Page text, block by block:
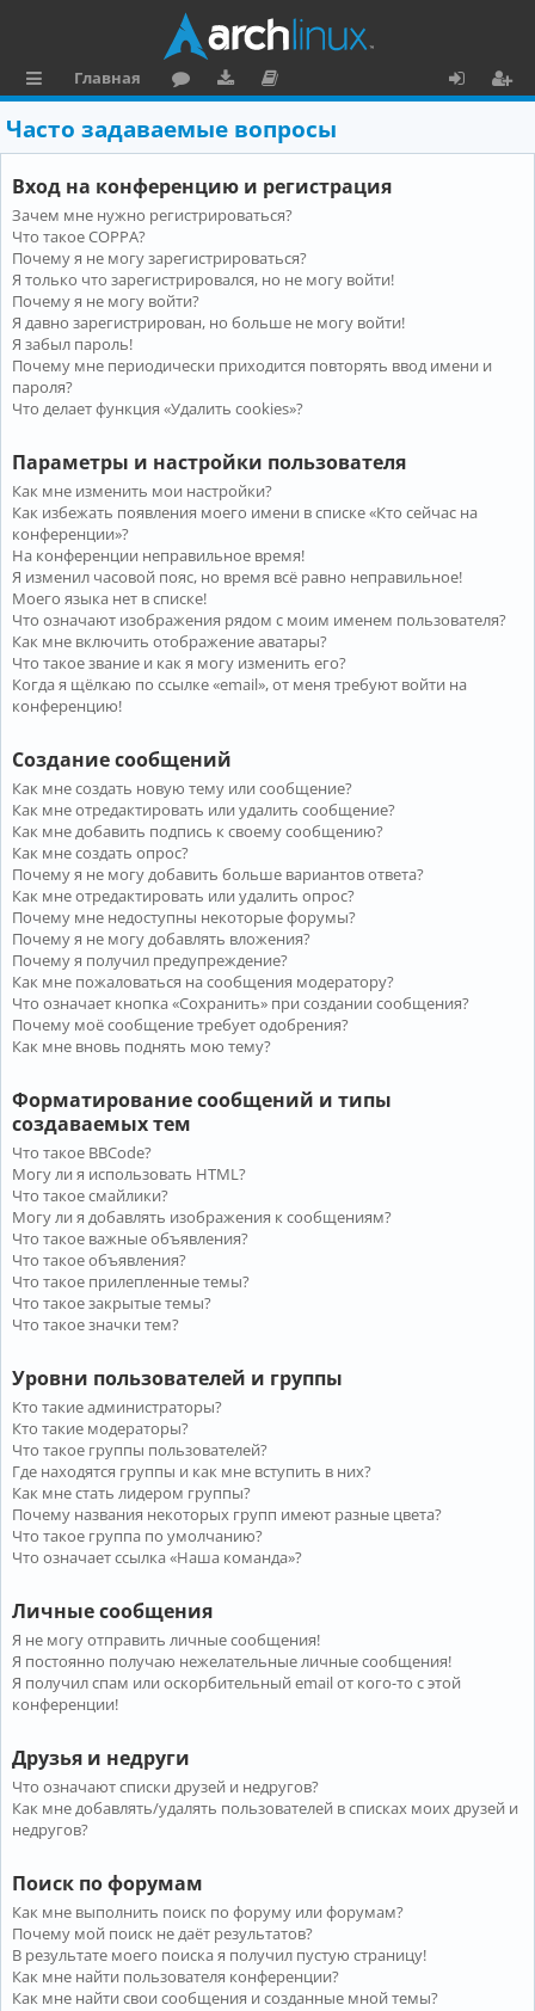
ы
л
к
и
Главная
ру
м
ру
зк
и
ку
м
е
н
та
ц
и
я
о
и
Часто задаваемые вопросы
Вход на конференцию и регистрация
Зачем мне нужно регистрироваться?
Что такое COPPA?
Почему я не могу зарегистрироваться?
Я только что зарегистрировался, но не могу войти!
Почему я не могу войти?
Я давно зарегистрирован, но больше не могу войти!
Я забыл пароль!
Почему мне периодически приходится повторять ввод имени и
пароля?
Что делает функция «Удалить cookies»?
Параметры и настройки пользователя
Как мне изменить мои настройки?
Как избежать появления моего имени в списке «Кто сейчас на
конференции»?
На конференции неправильное время!
Я изменил часовой пояс, но время всё равно неправильное!
Моего языка нет в списке!
Что означают изображения рядом с моим именем пользователя?
Как мне включить отображение аватары?
Что такое звание и как я могу изменить его?
Когда я щёлкаю по ссылке «email», от меня требуют войти на
конференцию!
Создание сообщений
Как мне создать новую тему или сообщение?
Как мне отредактировать или удалить сообщение?
Как мне добавить подпись к своему сообщению?
Как мне создать опрос?
Почему я не могу добавить больше вариантов ответа?
Как мне отредактировать или удалить опрос?
Почему мне недоступны некоторые форумы?
Почему я не могу добавлять вложения?
Почему я получил предупреждение?
Как мне пожаловаться на сообщения модератору?
Что означает кнопка «Сохранить» при создании сообщения?
Почему моё сообщение требует одобрения?
Как мне вновь поднять мою тему?
Форматирование сообщений и типы
создаваемых тем
Что такое BBCode?
Могу ли я использовать HTML?
Что такое смайлики?
Могу ли я добавлять изображения к сообщениям?
Что такое важные объявления?
Что такое объявления?
Что такое прилепленные темы?
Что такое закрытые темы?
Что такое значки тем?
Уровни пользователей и группы
Кто такие администраторы?
Кто такие модераторы?
Что такое группы пользователей?
Где находятся группы и как мне вступить в них?
Как мне стать лидером группы?
Почему названия некоторых групп имеют разные цвета?
Что такое группа по умолчанию?
Что означает ссылка «Наша команда»?
Личные сообщения
Я не могу отправить личные сообщения!
Я постоянно получаю нежелательные личные сообщения!
Я получил спам или оскорбительный email от кого-то с этой
конференции!
Друзья и недруги
Что означают списки друзей и недругов?
Как мне добавлять/удалять пользователей в списках моих друзей и
недругов?
Поиск по форумам
Как мне выполнить поиск по форуму или форумам?
Почему мой поиск не даёт результатов?
В результате моего поиска я получил пустую страницу!
Как мне найти пользователя конференции?
Как мне найти свои сообщения и созданные мной темы?